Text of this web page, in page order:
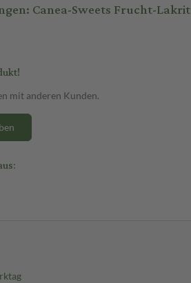
Canea-Sweets Frucht-
mit anderen Kunden.